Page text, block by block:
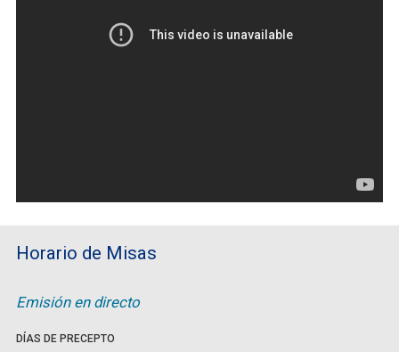
Horario de Misas
Emisión en directo
DÍAS DE PRECEPTO